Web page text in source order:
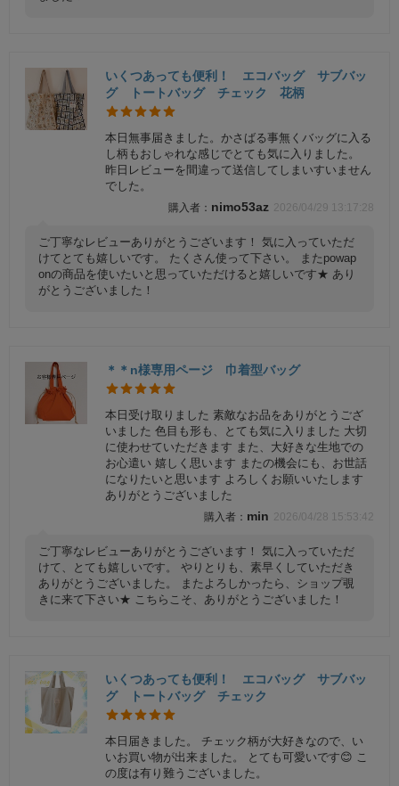
いくつあっても便利！ エコバッグ サブバッ
グ トートバッグ チェック 花柄
本日無事届きました。かさばる事無くバッグに入る
し柄もおしゃれな感じでとても気に入りました。
昨日レビューを間違って送信してしまいすいません
でした。
nimo53az 2026/04/29 13:17:28
ご丁寧なレビューありがとうございます！ 気に入っていただ
けてとても嬉しいです。 たくさん使って下さい。 またpowap
onの商品を使いたいと思っていただけると嬉しいです★ あり
がとうございました！
＊＊n様専用ページ 巾着型バッグ
本日受け取りました 素敵なお品をありがとうござ
いました 色目も形も、とても気に入りました 大切
に使わせていただきます また、大好きな生地での
お心遣い 嬉しく思います またの機会にも、お世話
になりたいと思います よろしくお願いいたします
ありがとうございました
min 2026/04/28 15:53:42
ご丁寧なレビューありがとうございます！ 気に入っていただ
けて、とても嬉しいです。 やりとりも、素早くしていただき
ありがとうございました。 またよろしかったら、ショップ覗
きに来て下さい★ こちらこそ、ありがとうございました！
いくつあっても便利！ エコバッグ サブバッ
グ トートバッグ チェック
本日届きました。 チェック柄が大好きなので、い
いお買い物が出来ました。 とても可愛いです😊 こ
の度は有り難うございました。